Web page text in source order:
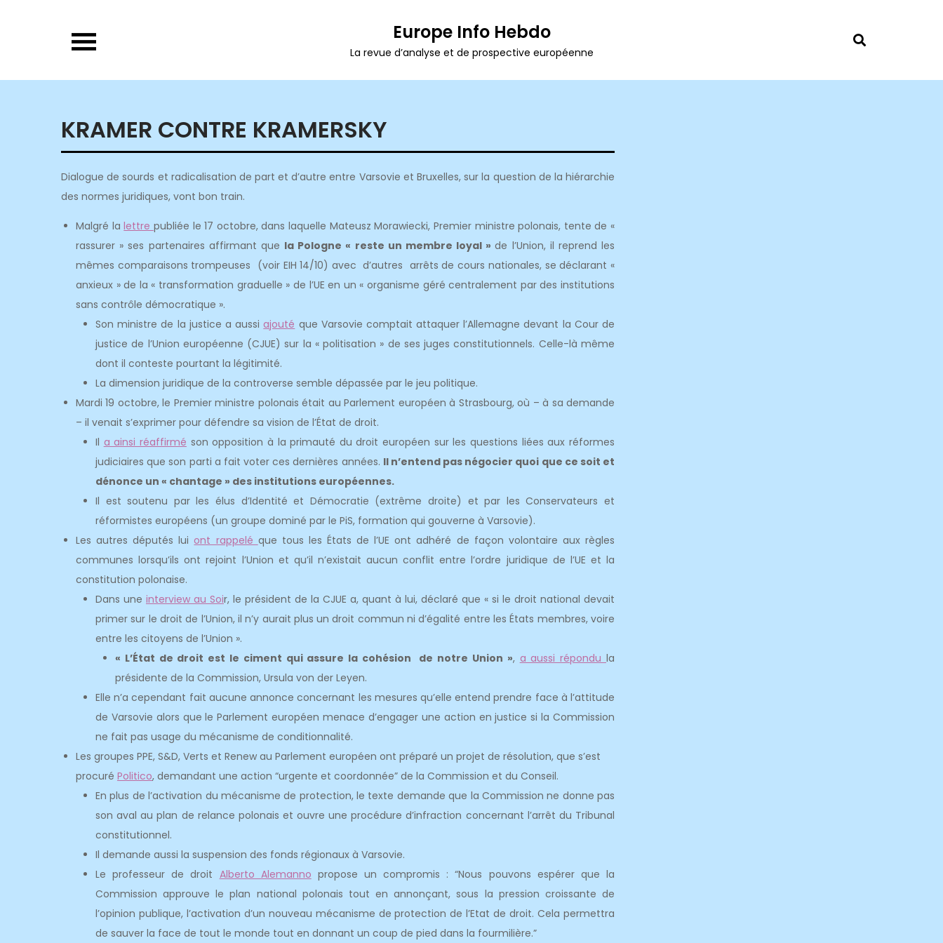
Europe Info Hebdo
La revue d’analyse et de prospective européenne
KRAMER CONTRE KRAMERSKY
Dialogue de sourds et radicalisation de part et d’autre entre Varsovie et Bruxelles, sur la question de la hiérarchie
des normes juridiques, vont bon train.
Malgré lalettre publiée le 17 octobre, dans laquelle Mateusz Morawiecki, Premier ministre polonais, tente de «
rassurer » ses partenaires affirmant que la Pologne « reste un membre loyal »de l’Union, il reprend les
mêmes comparaisons trompeuses (voir EIH 14/10) avec d’autres arrêts de cours nationales, se déclarant «
anxieux » de la « transformation graduelle » de l’UE en un « organisme géré centralement par des institutions
sans contrôle démocratique ».
Son ministre de la justice a aussiajouté que Varsovie comptait attaquer l’Allemagne devant la Cour de
justice de l’Union européenne (CJUE) sur la « politisation » de ses juges constitutionnels. Celle-là même
dont il conteste pourtant la légitimité.
La dimension juridique de la controverse semble dépassée par le jeu politique.
Mardi 19 octobre, le Premier ministre polonais était au Parlement européen à Strasbourg, où – à sa demande
– il venait s’exprimer pour défendre sa vision de l’État de droit.
Il a ainsi réaffirmé son opposition à la primauté du droit européen sur les questions liées aux réformes
judiciaires que son parti a fait voter ces dernières années. Il n’entend pas négocier quoi que ce soit et
dénonce un « chantage » des institutions européennes.
Il est soutenu par les élus d’Identité et Démocratie (extrême droite) et par les Conservateurs et
réformistes européens (un groupe dominé par le PiS, formation qui gouverne à Varsovie).
Les autres députés lui ont rappelé que tous les États de l’UE ont adhéré de façon volontaire aux règles
communes lorsqu’ils ont rejoint l’Union et qu’il n’existait aucun conflit entre l’ordre juridique de l’UE et la
constitution polonaise.
Dans une interview au Soir, le président de la CJUE a, quant à lui, déclaré que « si le droit national devait
primer sur le droit de l’Union, il n’y aurait plus un droit commun ni d’égalité entre les États membres, voire
entre les citoyens de l’Union ».
« L’État de droit est le ciment qui assure la cohésion de notre Union », a aussi répondula
présidente de la Commission, Ursula von der Leyen.
Elle n’a cependant fait aucune annonce concernant les mesures qu’elle entend prendre face à l’attitude
de Varsovie alors que le Parlement européen menace d’engager une action en justice si la Commission
ne fait pas usage du mécanisme de conditionnalité.
Les groupes PPE, S&D, Verts et Renew au Parlement européen ont préparé un projet de résolution, que s’est
procuré Politico, demandant une action “urgente et coordonnée” de la Commission et du Conseil.
En plus de l’activation du mécanisme de protection, le texte demande que la Commission ne donne pas
son aval au plan de relance polonais et ouvre une procédure d’infraction concernant l’arrêt du Tribunal
constitutionnel.
Il demande aussi la suspension des fonds régionaux à Varsovie.
Le professeur de droit Alberto Alemanno propose un compromis : “Nous pouvons espérer que la
Commission approuve le plan national polonais tout en annonçant, sous la pression croissante de
l’opinion publique, l’activation d’un nouveau mécanisme de protection de l’Etat de droit. Cela permettra
de sauver la face de tout le monde tout en donnant un coup de pied dans la fourmilière.”